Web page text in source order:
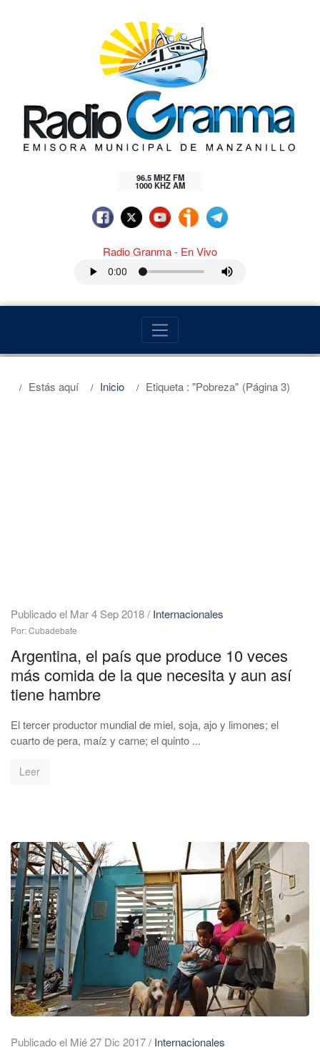
96.5 MHZ FM
1000 KHZ AM
Radio Granma - En Vivo
Estás aquí Inicio Etiqueta : "Pobreza" (Página 3)
Publicado el Mar 4 Sep 2018/ Internacionales
Por: Cubadebate
Argentina, el país que produce 10 veces
más comida de la que necesita y aun así
tiene hambre
El tercer productor mundial de miel, soja, ajo y limones; el
cuarto de pera, maíz y carne; el quinto ...
Leer
Publicado el Mié 27 Dic 2017/ Internacionales